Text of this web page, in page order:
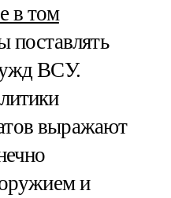
в том
поставлять
ВСУ.
выражают
и